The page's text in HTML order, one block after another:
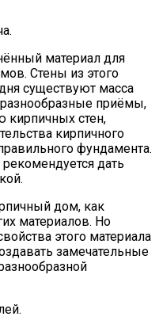
материал для
Стены из этого
существуют масса
приёмы,
кирпичных стен,
кирпичного
фундамента.
дать
дом, как
материалов. Но
этого материала
замечательные